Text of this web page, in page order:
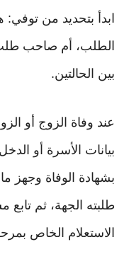
ابدأ بتحديد من
الطلب، أم صاحب
بين الحالتين.
عند وفاة الزوج أو
بيانات الأسرة أو
بشهادة الوفاة وجهز
طلبته الجهة، ثم تابع
الاستعلام الخاص